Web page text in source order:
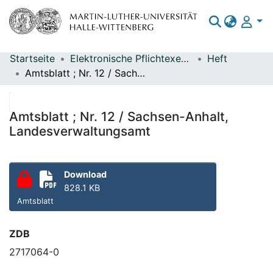
Bereiche & Sammlungen
Statistiken
Startseite Elektronische Pflichtexemplare
Heft
Amtsblatt ; Nr. 12 / Sachsen-Anhalt, Landesverwaltungsamt
Amtsblatt ; Nr. 12 / Sachsen-Anhalt,
Landesverwaltungsamt
Download
828.1 KB
Amtsblatt
ZDB
2717064-0